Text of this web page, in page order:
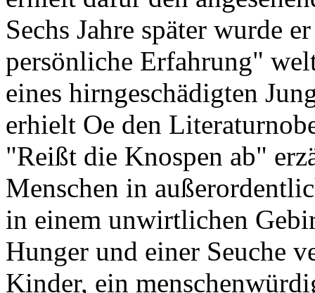
Sechs Jahre später wurde
persönliche Erfahrung"
eines hirngeschädigten
erhielt Oe den
"Reißt die Knospen ab"
Menschen in
in einem unwirtlichen
Hunger und einer Seuche
Kinder, ein